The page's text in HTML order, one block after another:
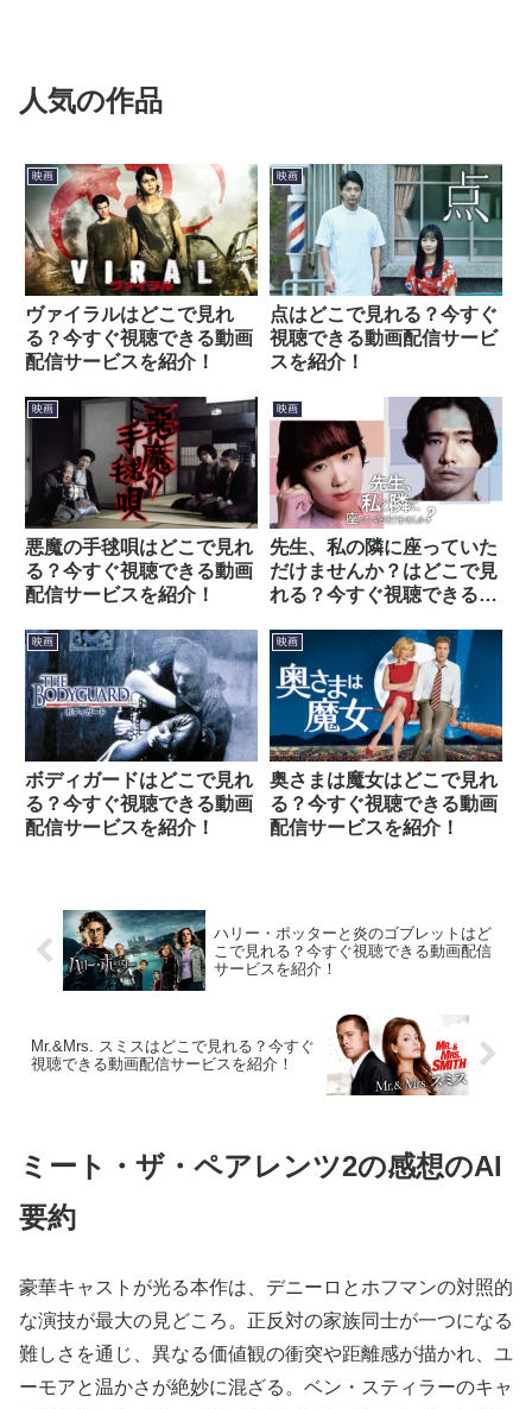
人気の作品
映画
ヴァイラルはどこで見れ
る？今すぐ視聴できる動画
配信サービスを紹介！
映画
点はどこで見れる？今すぐ
視聴できる動画配信サービ
スを紹介！
映画
悪魔の手毬唄はどこで見れ
る？今すぐ視聴できる動画
配信サービスを紹介！
映画
先生、私の隣に座っていた
だけませんか？はどこで見
れる？今すぐ視聴できる動
映画
ボディガードはどこで見れ
る？今すぐ視聴できる動画
配信サービスを紹介！
映画
奥さまは魔女はどこで見れ
る？今すぐ視聴できる動画
配信サービスを紹介！
ハリー・ポッターと炎のゴブレットはど
こで見れる？今すぐ視聴できる動画配信
サービスを紹介！
Mr.&Mrs. スミスはどこで見れる？今すぐ
視聴できる動画配信サービスを紹介！
ミート・ザ・ペアレンツ2の感想のAI
要約
豪華キャストが光る本作は、デニーロとホフマンの対照的
な演技が最大の見どころ。正反対の家族同士が一つになる
難しさを通じ、異なる価値観の衝突や距離感が描かれ、ユ
ーモアと温かさが絶妙に混ざる。ベン・スティラーのキャ